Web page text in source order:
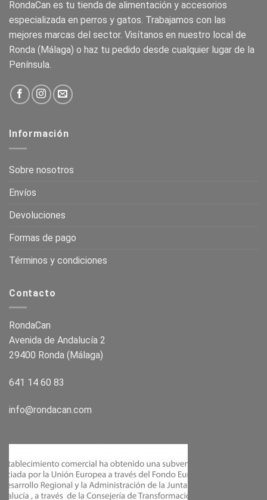
RondaCan es tu tienda de alimentación y accesorios
especializada en perros y gatos. Trabajamos con las
mejores marcas del sector. Visítanos en nuestro local de
Ronda (Málaga) o haz tu pedido desde cualquier lugar de la
Península.
Información
Sobre nosotros
Envíos
Devoluciones
Formas de pago
Términos y condiciones
Contacto
RondaCan
Avenida de Andalucía 2
29400 Ronda (Málaga)
641 14 60 83
info@rondacan.com